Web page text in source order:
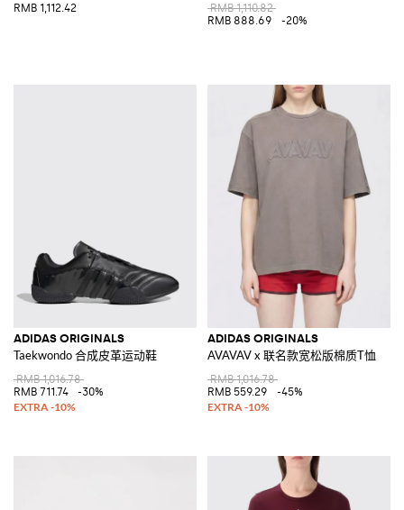
RMB 1,112.42
RMB 1,110.82
RMB 888.69
-20%
ADIDAS ORIGINALS
Taekwondo 合成皮革运动鞋
RMB 1,016.78
RMB 711.74
-30%
ADIDAS ORIGINALS
AVAVAV x 联名款宽松版棉质T恤
RMB 1,016.78
RMB 559.29
-45%